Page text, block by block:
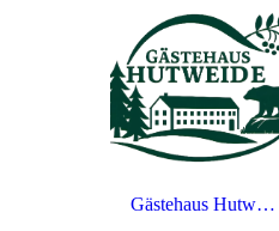
Gästehaus Hutweide- Frühstückspension in Bärenstein/Erzgebirge